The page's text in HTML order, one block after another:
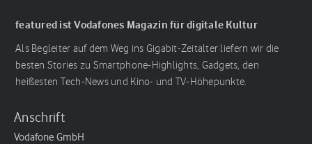
featured ist Vodafones Magazin für digitale Kultur
Als Begleiter auf dem Weg ins Gigabit-Zeitalter liefern wir die
besten Stories zu Smartphone-Highlights, Gadgets, den
heißesten Tech-News und Kino- und TV-Höhepunkte.
Anschrift
Vodafone GmbH